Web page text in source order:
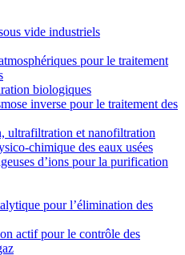
vide industriels
pour le traitement
biologiques
inverse pour le traitement des
ultrafiltration et nanofiltration
chimique des eaux usées
d’ions pour la purification
pour l’élimination des
actif pour le contrôle des